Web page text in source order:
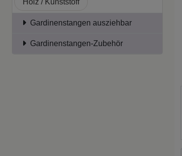
Holz / Kunststoff
Gardinenstangen ausziehbar
Gardinenstangen-Zubehör